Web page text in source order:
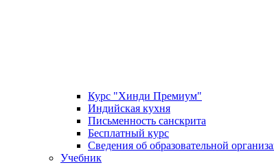
Курс "Хинди Премиум"
Индийская кухня
Письменность санскрита
Бесплатный курс
Сведения об образовательной
Учебник